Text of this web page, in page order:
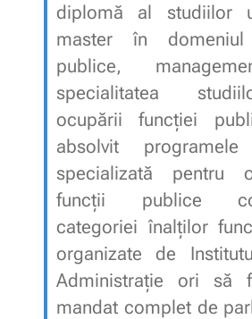
diplomă al studiilor
master în domeniul
publice,
specialitatea
ocupării funcției
absolvit
specializată pentru
funcții publice
categoriei înalților
organizate de
Administrație ori să
mandat complet de